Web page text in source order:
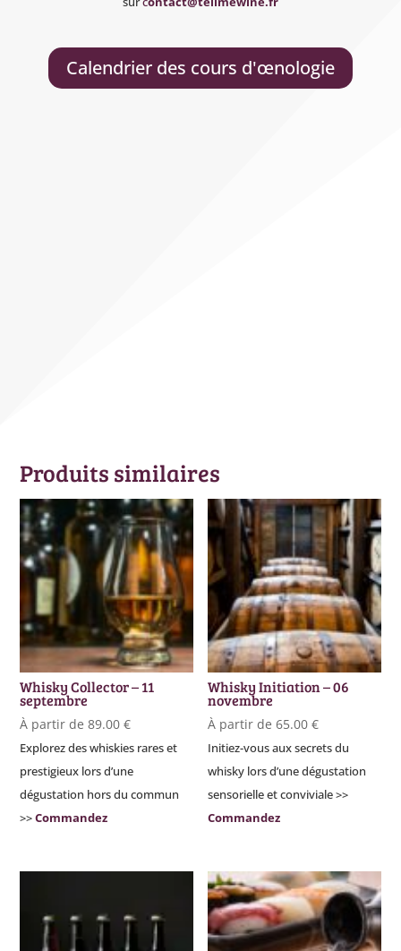
Calendrier des cours d'œnologie
Produits similaires
Whisky Collector – 11
septembre
À partir de89.00€
Explorez des whiskies rares et
prestigieux lors d’une
dégustation hors du commun
>>Commandez
Whisky Initiation – 06
novembre
À partir de65.00€
Initiez-vous aux secrets du
whisky lors d’une dégustation
sensorielle et conviviale >>
Commandez